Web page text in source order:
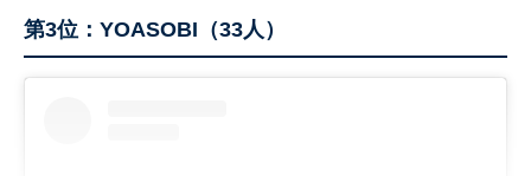
第3位：YOASOBI（33人）